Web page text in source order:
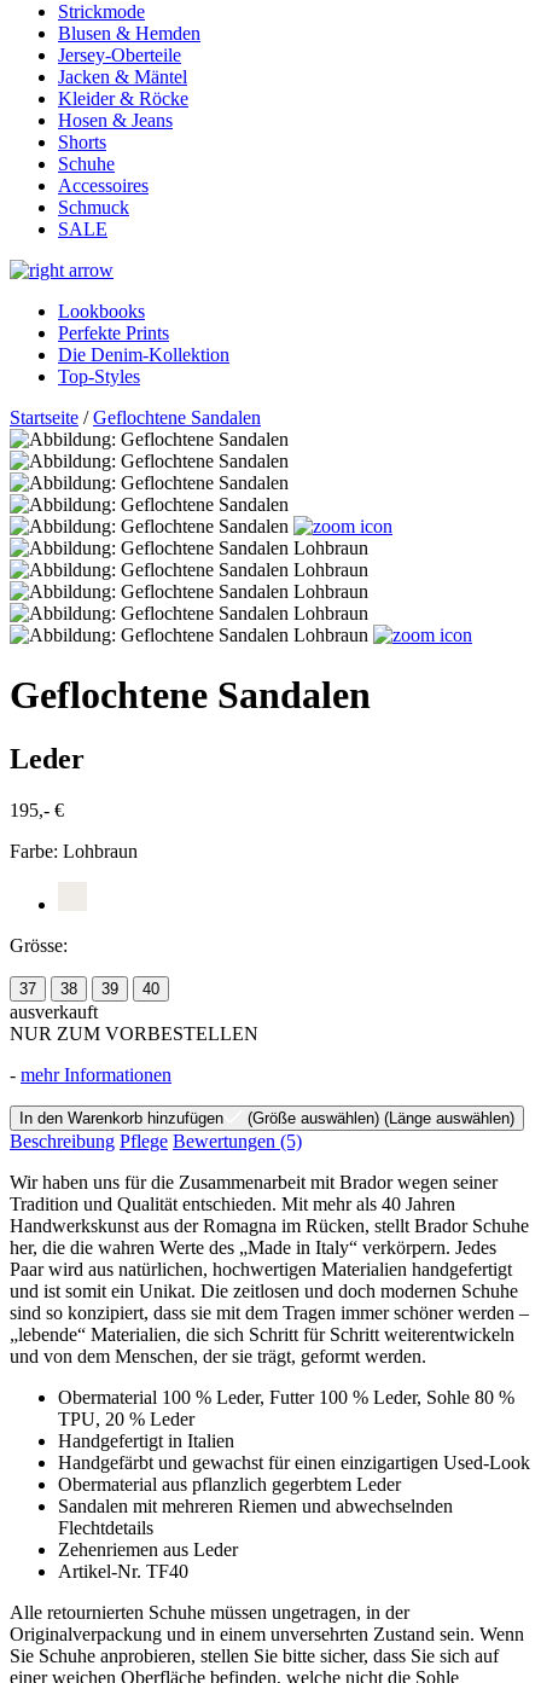
Strickmode
Blusen & Hemden
Jersey-Oberteile
Jacken & Mäntel
Kleider & Röcke
Hosen & Jeans
Shorts
Schuhe
Accessoires
Schmuck
SALE
Lookbooks
Perfekte Prints
Die Denim-Kollektion
Top-Styles
Startseite /Geflochtene Sandalen
Geflochtene Sandalen
Leder
195,- €
Farbe: Lohbraun
Grösse:
37 38 39 40
ausverkauft
NUR ZUM VORBESTELLEN
- mehr Informationen
In den Warenkorb hinzufügen (Größe auswählen) (Länge auswählen)
Beschreibung Pflege Bewertungen (5)
Wir haben uns für die Zusammenarbeit mit Brador wegen seiner
Tradition und Qualität entschieden. Mit mehr als 40 Jahren
Handwerkskunst aus der Romagna im Rücken, stellt Brador Schuhe
her, die die wahren Werte des „Made in Italy“ verkörpern. Jedes
Paar wird aus natürlichen, hochwertigen Materialien handgefertigt
und ist somit ein Unikat. Die zeitlosen und doch modernen Schuhe
sind so konzipiert, dass sie mit dem Tragen immer schöner werden –
„lebende“ Materialien, die sich Schritt für Schritt weiterentwickeln
und von dem Menschen, der sie trägt, geformt werden.
Obermaterial 100 % Leder, Futter 100 % Leder, Sohle 80 %
TPU, 20 % Leder
Handgefertigt in Italien
Handgefärbt und gewachst für einen einzigartigen Used-Look
Obermaterial aus pflanzlich gegerbtem Leder
Sandalen mit mehreren Riemen und abwechselnden
Flechtdetails
Zehenriemen aus Leder
Artikel-Nr. TF40
Alle retournierten Schuhe müssen ungetragen, in der
Originalverpackung und in einem unversehrten Zustand sein. Wenn
Sie Schuhe anprobieren, stellen Sie bitte sicher, dass Sie sich auf
einer weichen Oberfläche befinden, welche nicht die Sohle